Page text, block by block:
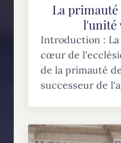
La
l'unité
Introduction :
cœur de
de la primauté
successeur de